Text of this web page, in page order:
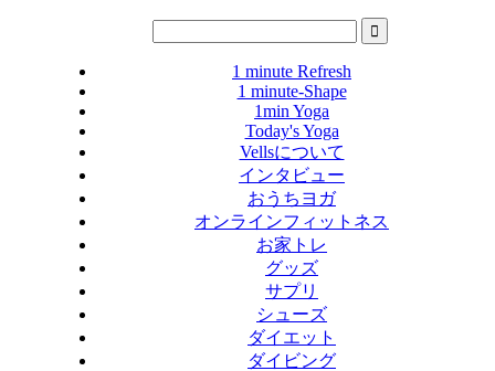
1 minute Refresh
1 minute-Shape
1min Yoga
Today's Yoga
Vellsについて
インタビュー
おうちヨガ
オンラインフィットネス
お家トレ
グッズ
サプリ
シューズ
ダイエット
ダイビング